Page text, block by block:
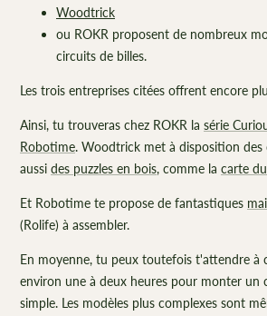
Woodtrick
ou ROKR proposent de nombreux
circuits de billes.
Les trois entreprises citées offrent encore
Ainsi, tu trouveras chez ROKR la série
Robotime. Woodtrick met à disposition des
aussi des puzzles en bois, comme la carte
Et Robotime te propose de fantastiques
(Rolife) à assembler.
En moyenne, tu peux toutefois t'attendre à
environ une à deux heures pour monter un
simple. Les modèles plus complexes sont